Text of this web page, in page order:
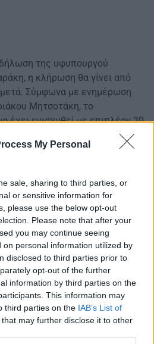
My Personal
sale, sharing to third parties, or
or sensitive information for
please use the below opt-out
Please note that after your
you may continue seeing
on personal information utilized by
disclosed to third parties prior to
opt-out of the further
information by third parties on the
This information may
third parties on the IAB’s List of
that may further disclose it to other
της υφυπουργού
η κλήρωση θα γίνει από
μετά. Σύμφωνα με ενημέρωση
Μητσοτάκη, το
έχει ενισχυθεί με επιπλέον 30
πλέον στα 61 εκατομμύρια,
πολίτες που έχουν ήδη
, έως τα
όταν έκλεισε και η
η κυβέρνηση επιδιώκει την
νοικοκυριών από την
πληθωριστική κρίση και
σχεδιασμό του Υπουργείου
του εσωτερικού τουρισμού.